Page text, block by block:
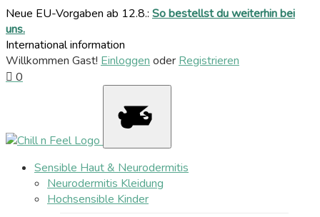
Neue EU-Vorgaben ab 12.8.: So bestellst du weiterhin bei
uns.
International information
Willkommen Gast! Einloggen oder Registrieren
0
Sensible Haut & Neurodermitis
Neurodermitis Kleidung
Hochsensible Kinder